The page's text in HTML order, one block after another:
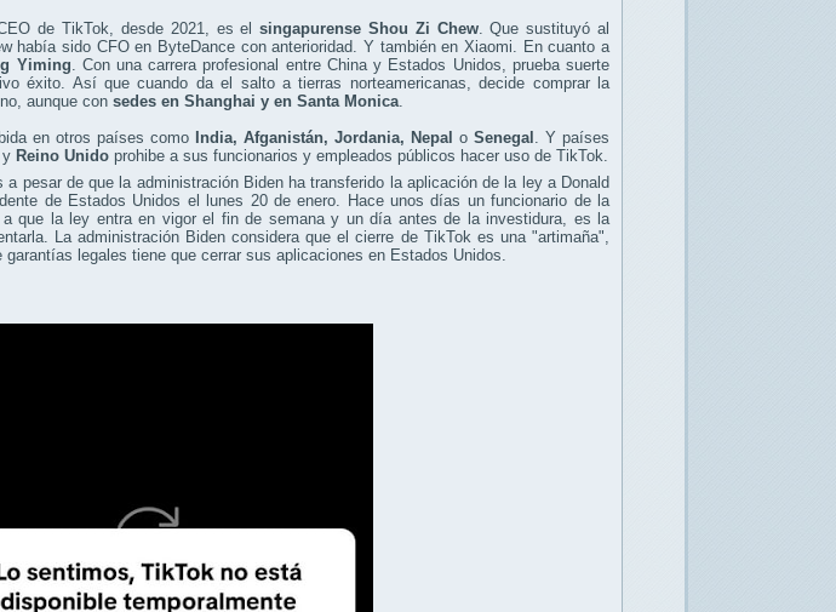
de TikTok, desde 2021, es elsingapurense Shou Zi Chew. Que sustituyó al
había sido CFO en ByteDance con anterioridad. Y también en Xiaomi. En cuanto a
Yiming. Con una carrera profesional entre China y Estados Unidos, prueba suerte
éxito. Así que cuando da el salto a tierras norteamericanas, decide comprar la
aunque con sedes en Shanghai y en Santa Monica.
en otros países como
India, Afganistán, Jordania, Nepal o Senegal . Y países
Reino Unido prohibe a sus funcionarios y empleados públicos hacer uso de TikTok.
pesar de que la administración Biden ha transferido la aplicación de la ley a Donald
de Estados Unidos el lunes 20 de enero. Hace unos días un funcionario de la
a que la ley entra en vigor el fin de semana y un día antes de la investidura, es la
La administración Biden considera que el cierre de TikTok es una "artimaña",
legales tiene que cerrar sus aplicaciones en Estados Unidos.